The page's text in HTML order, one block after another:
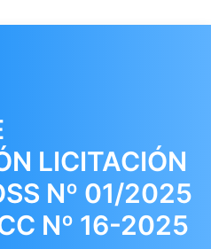
LICITACIÓN
Nº 01/2025
Nº 16-2025